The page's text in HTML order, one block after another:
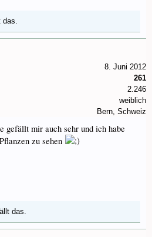
das.
8. Juni 2012
261
2.246
weiblich
Bern, Schweiz
mir auch sehr und ich habe
zu sehen
das.